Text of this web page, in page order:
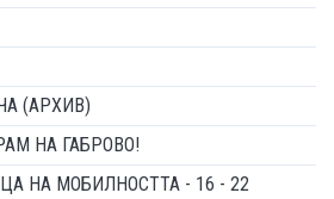
(АРХИВ)
НА ГАБРОВО!
НА МОБИЛНОСТТА - 16 - 22